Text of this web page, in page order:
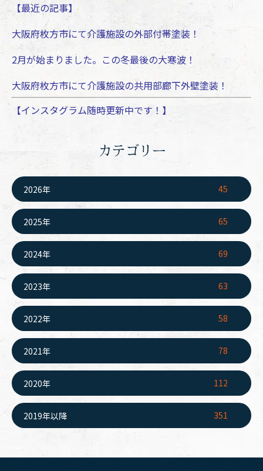
【最近の記事】
大阪府枚方市にて介護施設の外部付帯塗装！
2月が始まりました。この冬最後の大寒波！
大阪府枚方市にて介護施設の共用部廊下外壁塗装！
【インスタグラム随時更新中です！】
カテゴリー
2026年 45
2025年 65
2024年 69
2023年 63
2022年 58
2021年 78
2020年 112
2019年以降 351